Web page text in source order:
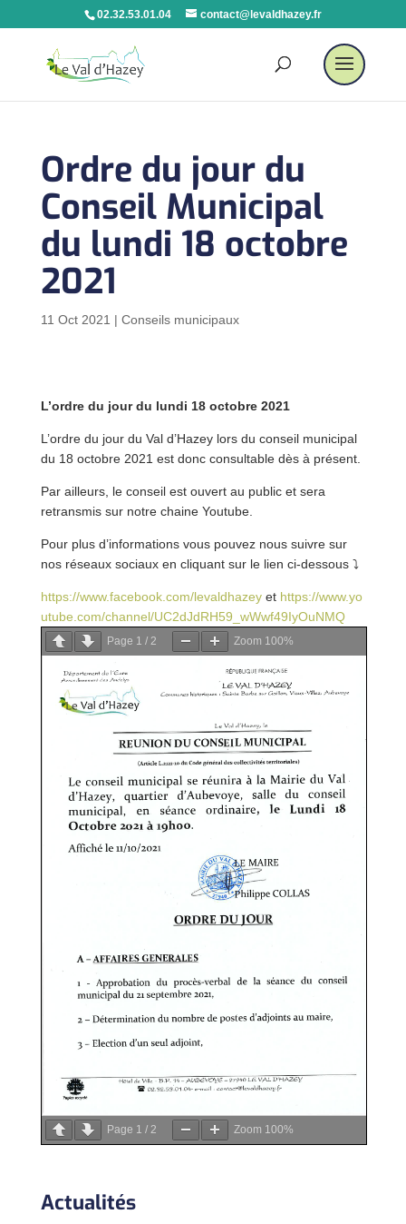
02.32.53.01.04 contact@levaldhazey.fr
Ordre du jour du
Conseil Municipal
du lundi 18 octobre
2021
11 Oct 2021 | Conseils municipaux
L’ordre du jour du lundi 18 octobre 2021
L’ordre du jour du Val d’Hazey lors du conseil municipal
du 18 octobre 2021 est donc consultable dès à présent.
Par ailleurs, le conseil est ouvert au public et sera
retransmis sur notre chaine Youtube.
Pour plus d’informations vous pouvez nous suivre sur
nos réseaux sociaux en cliquant sur le lien ci-dessous ⤵
https://www.facebook.com/levaldhazeyet https://www.yo
utube.com/channel/UC2dJdRH59_wWwf49IyOuNMQ
Page 1 / 2 Zoom 100%
Page 1 / 2 Zoom 100%
Actualités